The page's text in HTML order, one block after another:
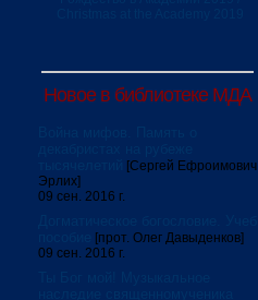
Новое в библиотеке МДА
[Сергей Ефроимович
Эрлих]
09 сен. 2016 г.
[прот. Олег Давыденков]
09 сен. 2016 г.